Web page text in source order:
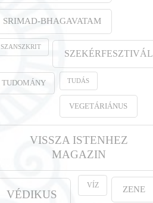
SRIMAD-BHAGAVATAM
SZANSZKRIT
SZEKÉRFESZTIVÁL
TUDOMÁNY TUDÁS
VEGETÁRIÁNUS
VISSZA ISTENHEZ
MAGAZIN
VÉDIKUS
VÍZ ZENE